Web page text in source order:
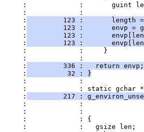
:             :       guint
:             :
:
123 :       length
:
123 :       envp =
:
123 :
:
123 :
:             :     }
:             :
:
         336 :   return envp;
:
          32 : }
:             :
:             : static gchar
:
217 :
:             :
:             :
:             : {
:             :   gsize len;